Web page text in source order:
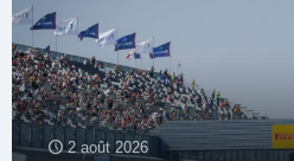
2 août 2026